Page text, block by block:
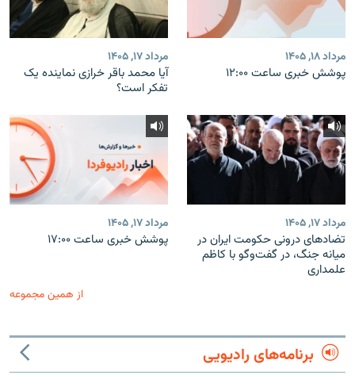
مرداد ۱۸, ۱۴۰۵
پوشش خبری ساعت ۱۲:۰۰
مرداد ۱۷, ۱۴۰۵
آیا محمد باقر خرازی نماینده یک
تفکر است؟
مرداد ۱۷, ۱۴۰۵
تضادهای درونی حکومت ایران در
میانه جنگ، در گفت‌‌وگو با کاظم
علمداری
مرداد ۱۷, ۱۴۰۵
پوشش خبری ساعت ۱۷:۰۰
از همین مجموعه
برنامه‌های رادیویی